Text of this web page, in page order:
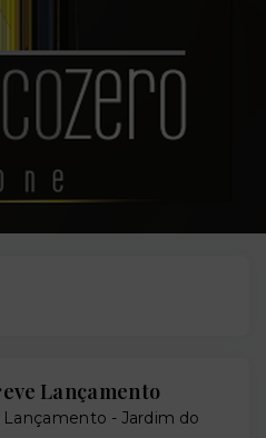
Lançamento
Lançamento - Jardim do